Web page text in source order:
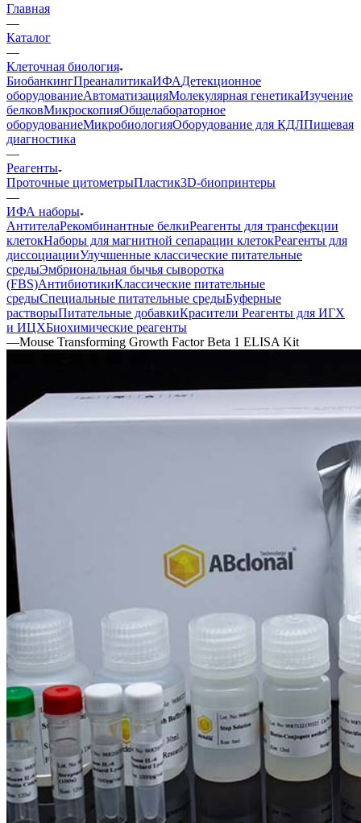
Главная
—
Каталог
—
Клеточная биология
БиобанкингПреаналитикаИФАДетекционное
оборудованиеАвтоматизацияМолекулярная генетикаИзучение
белковМикроскопияОбщелабораторное
оборудованиеМикробиологияОборудование для КДЛПищевая
диагностика
—
Реагенты
Проточные цитометрыПластик3D-биопринтеры
—
ИФА наборы
АнтителаРекомбинантные белкиРеагенты для трансфекции
клетокНаборы для магнитной сепарации клетокРеагенты для
диссоциацииУлучшенные классические питательные
средыЭмбриональная бычья сыворотка
(FBS)АнтибиотикиКлассические питательные
средыСпециальные питательные средыБуферные
растворыПитательные добавкиКрасители Реагенты для ИГХ
и ИЦХБиохимические реагенты
—Mouse Transforming Growth Factor Beta 1 ELISA Kit